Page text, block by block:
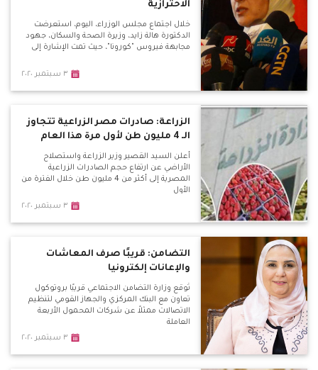
الاحترازية
خلال اجتماع مجلس الوزراء، اليوم، استعرضت
الدكتورة هالة زايد، وزيرة الصحة والسكان، جهود
مجابهة فيروس "كورونا"، حيث تمت الإشارة إلى
٣ سبتمبر ٢٠٢٠
الزراعة: صادرات مصر الزراعية تتجاوز
الـ 4 مليون طن لأول مرة هذا العام
أعلن السيد القصير وزير الزراعة واستصلاح
الأراضي عن ارتفاع حجم الصادرات الزراعية
المصرية إلى أكثر من 4 مليون طن خلال الفترة من
الأول
٣ سبتمبر ٢٠٢٠
التضامن: قريبًا صرف المعاشات
والإعانات إلكترونيا
تُوقّع وزارة التضامن الاجتماعي قريبًا بروتوكول
تعاون مع البنك المركزي والجهاز القومي لتنظيم
الاتصالات ممثلاً عن شركات المحمول الأربعة
العاملة
٣ سبتمبر ٢٠٢٠